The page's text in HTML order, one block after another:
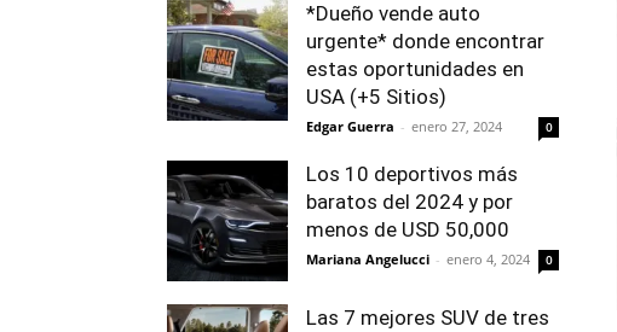
*Dueño vende auto
urgente* donde encontrar
estas oportunidades en
USA (+5 Sitios)
Edgar Guerra - enero 27, 2024 0
Los 10 deportivos más
baratos del 2024 y por
menos de USD 50,000
Mariana Angelucci - enero 4, 2024 0
Las 7 mejores SUV de tres